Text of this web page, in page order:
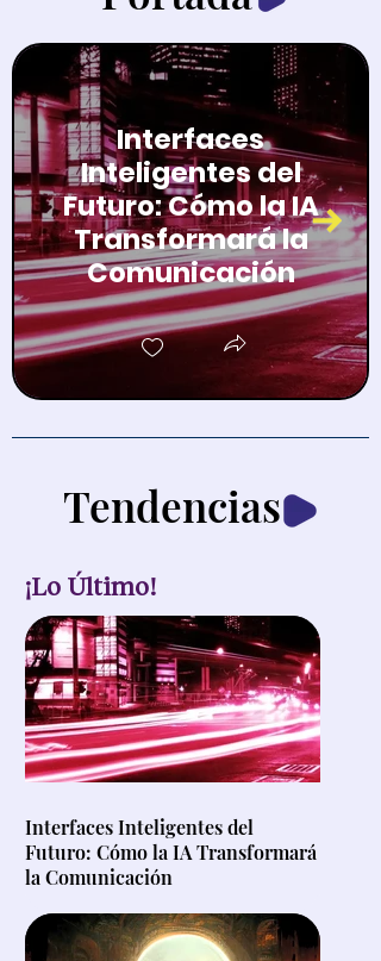
Interfaces
Inteligentes del
Futuro: Cómo la IA
Transformará la
Comunicación
Tendencias
¡Lo Último!
Interfaces Inteligentes del
Futuro: Cómo la IA Transformará
la Comunicación